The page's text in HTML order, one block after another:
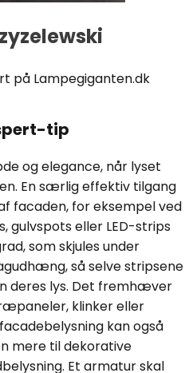
på Lampegiganten.dk
tip
og elegance, når lyset
En særlig effektiv tilgang
facaden, for eksempel ved
gulvspots eller LED-strips
som skjules under
så selve stripsene
deres lys. Det fremhæver
klinker eller
kan også
mere til dekorative
Et armatur skal